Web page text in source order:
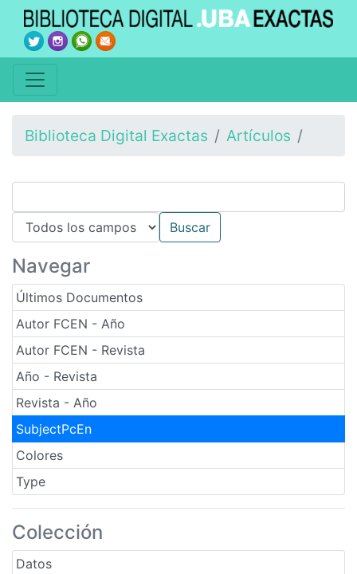
Biblioteca Digital Exactas Artículos
Navegar
Últimos Documentos
Autor FCEN - Año
Autor FCEN - Revista
Año - Revista
Revista - Año
SubjectPcEn
Colores
Type
Colección
Datos